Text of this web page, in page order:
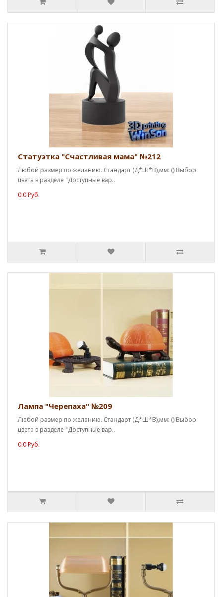
Статуэтка "Счастливая мама" №212
Любой размер по желанию. Стандарт (Д*Ш*В),мм: () Выбор
цвета в разделе "Доступные вар..
0.0 Руб.
Лампа "Черепаха" №209
Любой размер по желанию. Стандарт (Д*Ш*В),мм: () Выбор
цвета в разделе "Доступные вар..
0.0 Руб.